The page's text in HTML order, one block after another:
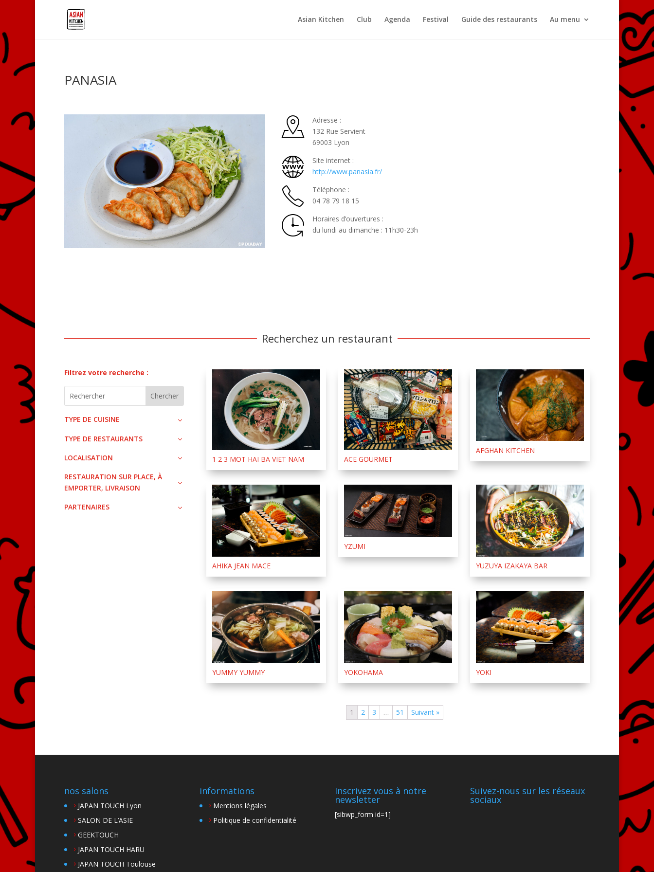
Asian Kitchen Club Agenda Festival Guide des restaurants Au menu
PANASIA
Adresse :
132 Rue Servient
69003 Lyon
Site internet :
http://www.panasia.fr/
Téléphone :
04 78 79 18 15
Horaires d’ouvertures :
du lundi au dimanche : 11h30-23h
Recherchez un restaurant
Filtrez votre recherche :
TYPE DE CUISINE
TYPE DE RESTAURANTS
LOCALISATION
RESTAURATION SUR PLACE, À
EMPORTER, LIVRAISON
PARTENAIRES
1 2 3 MOT HAI BA VIET NAM ACE GOURMET
AFGHAN KITCHEN
AHIKA JEAN MACE
YZUMI
YUZUYA IZAKAYA BAR
YUMMY YUMMY YOKOHAMA YOKI
1 2 3 … 51 Suivant »
nos salons
JAPAN TOUCH Lyon
SALON DE L’ASIE
GEEKTOUCH
JAPAN TOUCH HARU
JAPAN TOUCH Toulouse
informations
Mentions légales
Politique de confidentialité
Inscrivez vous à notre
newsletter
[sibwp_form id=1]
Suivez-nous sur les réseaux
sociaux